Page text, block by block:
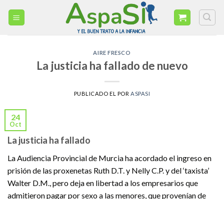
AIRE FRESCO
La justicia ha fallado de nuevo
PUBLICADO EL POR ASPASI
24
Oct
La justicia ha fallado
La Audiencia Provincial de Murcia ha acordado el ingreso en
prisión de las proxenetas Ruth D.T. y Nelly C.P. y del ‘taxista’
Walter D.M., pero deja en libertad a los empresarios que
admitieron pagar por sexo a las menores, que provenían de